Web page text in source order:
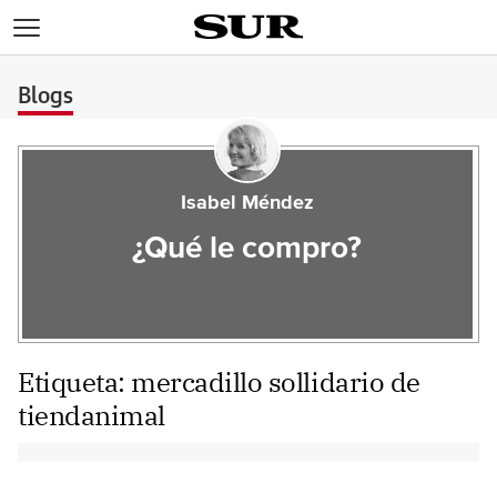
Blogs
Isabel Méndez
¿Qué le compro?
Etiqueta: mercadillo sollidario de
tiendanimal